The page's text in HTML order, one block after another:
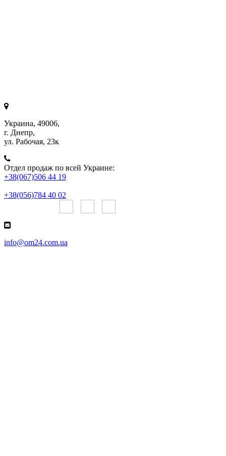
Украина, 49006,
г. Днепр,
ул. Рабочая, 23к
Отдел продаж по всей Украине:
+38(067)506 44 19
+38(056)784 40 02
info@om24.com.ua